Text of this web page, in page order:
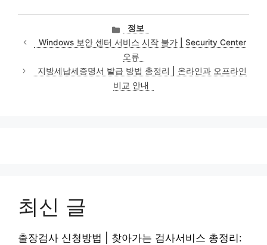
카
테
고
리
정보
Windows 보안 센터 서비스 시작 불가 | Security Center
오류
지방세납세증명서 발급 방법 총정리 | 온라인과 오프라인
비교 안내
최신 글
출장검사 신청방법 | 찾아가는 검사서비스 총정리: